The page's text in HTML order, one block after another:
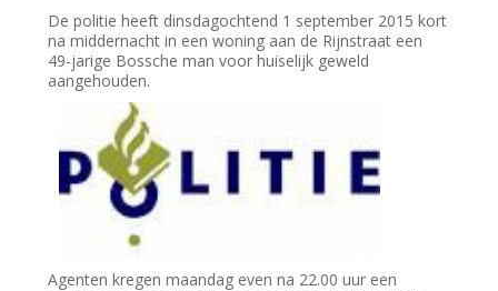
De politie heeft dinsdagochtend 1 september 2015 kort
na middernacht in een woning aan de Rijnstraat een
49-jarige Bossche man voor huiselijk geweld
aangehouden.
Agenten kregen maandag even na 22.00 uur een